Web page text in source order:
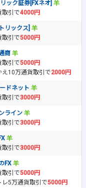
ック証券[FXネオ]
取引で4000円
リックス]
取引で5000円
商
取引で5000円
え10万通貨取引で2000円
ドネット
取引で3000円
ライン
取引で3000円
取引で3000円
FX
取引で5000円
レ5万通貨取引で5000円